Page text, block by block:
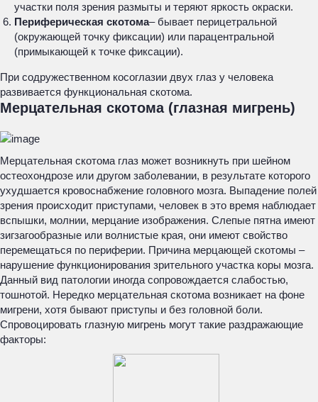
участки поля зрения размыты и теряют яркость окраски.
Периферическая скотома– бывает перицетральной
(окружающей точку фиксации) или парацентральной
(примыкающей к точке фиксации).
При содружественном косоглазии двух глаз у человека
развивается функциональная скотома.
Мерцательная скотома (глазная мигрень)
Мерцательная скотома глаз может возникнуть при шейном
остеохондрозе или другом заболевании, в результате которого
ухудшается кровоснабжение головного мозга. Выпадение полей
зрения происходит приступами, человек в это время наблюдает
вспышки, молнии, мерцание изображения. Слепые пятна имеют
зигзагообразные или волнистые края, они имеют свойство
перемещаться по периферии. Причина мерцающей скотомы –
нарушение функционирования зрительного участка коры мозга.
Данный вид патологии иногда сопровождается слабостью,
тошнотой. Нередко мерцательная скотома возникает на фоне
мигрени, хотя бывают приступы и без головной боли.
Спровоцировать глазную мигрень могут такие раздражающие
факторы: